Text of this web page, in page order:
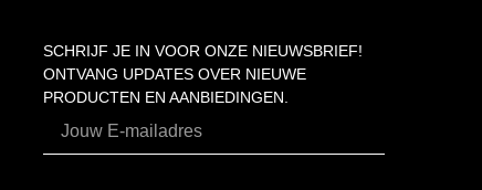
SCHRIJF JE IN VOOR ONZE NIEUWSBRIEF!
ONTVANG UPDATES OVER NIEUWE
PRODUCTEN EN AANBIEDINGEN.